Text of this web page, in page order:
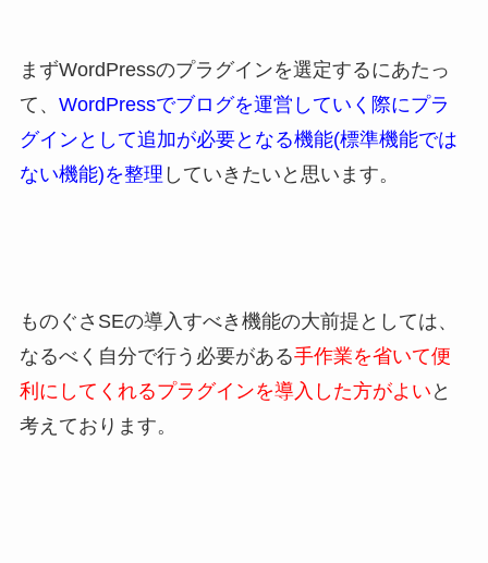
まずWordPressのプラグインを選定するにあたっ
て、 WordPressでブログを運営していく際にプラ
グインとして追加が必要となる機能(標準機能では
ない機能)を整理 していきたいと思います。
ものぐさSEの導入すべき機能の大前提としては、
なるべく自分で行う必要がある手作業を省いて便
利にしてくれるプラグインを導入した方がよい と
考えております。